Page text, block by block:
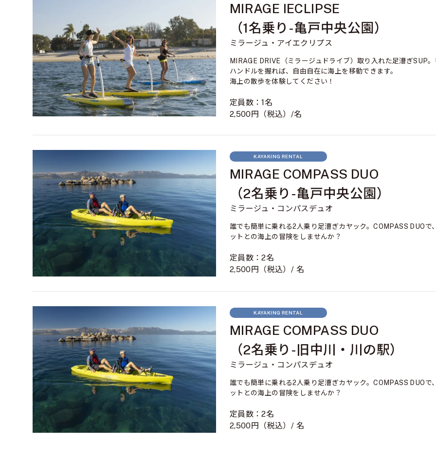
MIRAGE IECLIPSE
（1名乗り-亀戸中央公園）
ミラージュ・アイエクリプス
MIRAGE DRIVE（ミラージュドライブ）取り入れた足漕ぎSUP
ハンドルを握れば、自由自在に海上を移動できます。
海上の散歩を体験してください！
定員数：1名
2,500円（税込）/名
KAYAKING RENTAL
MIRAGE COMPASS DUO
（2名乗り-亀戸中央公園）
ミラージュ・コンパスデュオ
誰でも簡単に乗れる2人乗り足漕ぎカヤック。COMPASS DUOで
ットとの海上の冒険をしませんか？
定員数：2名
2,500円（税込）/ 名
KAYAKING RENTAL
MIRAGE COMPASS DUO
（2名乗り-旧中川・川の駅）
ミラージュ・コンパスデュオ
誰でも簡単に乗れる2人乗り足漕ぎカヤック。COMPASS DUOで
ットとの海上の冒険をしませんか？
定員数：2名
2,500円（税込）/ 名